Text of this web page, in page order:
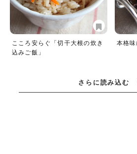
こころ安らぐ「切干大根の炊き
込みご飯」
本格味
さらに読み込む